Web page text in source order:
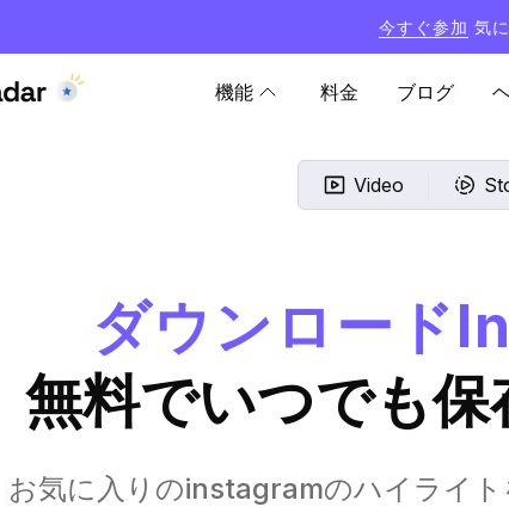
今すぐ参加 気
機能 料金 ブログ
Video
ダウンロード
無料でいつでも
お気に入りのinstagramのハイライ